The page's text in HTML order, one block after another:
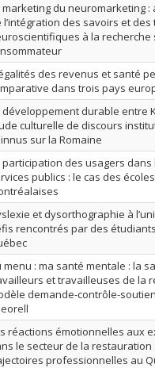
marketing du neuromarketing
l’intégration des savoirs et
à la recherche
des revenus et santé
dans trois pays
développement durable entre
culturelle de discours
sur la Romaine
participation des usagers dans
publics : le cas des
et dysorthographie à
rencontrés par des
menu : ma santé mentale : la
et travailleuses de la
demande-contrôle-
réactions émotionnelles aux
le secteur de la
professionnelles au